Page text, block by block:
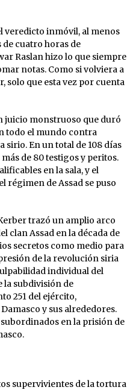
veredicto inmóvil, al menos
cuatro horas de
Raslan hizo lo que siempre
notas. Como si volviera a
solo que esta vez por cuenta
juicio monstruoso que duró
todo el mundo contra
sirio. En un total de 108 días
de 80 testigos y peritos.
en la sala, y el
régimen de Assad se puso
trazó un amplio arco
clan Assad en la década de
secretos como medio para
de la revolución siria
individual del
la subdivisión de
251 del ejército,
y sus alrededores.
en la prisión de
supervivientes de la tortura